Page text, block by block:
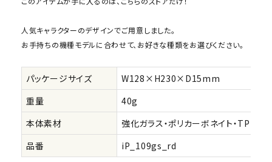
人気キャラクターのデザインでご用意しました。
お手持ちの機種モデルに合わせて、お好きな種類をお選びください。
パッケージサイズ
W128×H230×D15mm
重量
40g
本体素材
強化ガラス・ポリカーボネイト・TPU(
品番
iP_109gs_rd